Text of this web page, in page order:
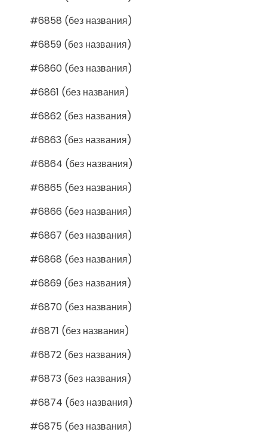
#6858 (без названия)
#6859 (без названия)
#6860 (без названия)
#6861 (без названия)
#6862 (без названия)
#6863 (без названия)
#6864 (без названия)
#6865 (без названия)
#6866 (без названия)
#6867 (без названия)
#6868 (без названия)
#6869 (без названия)
#6870 (без названия)
#6871 (без названия)
#6872 (без названия)
#6873 (без названия)
#6874 (без названия)
#6875 (без названия)